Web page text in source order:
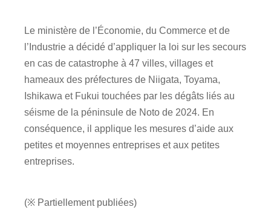
Le ministère de l’Économie, du Commerce et de
l’Industrie a décidé d’appliquer la loi sur les secours
en cas de catastrophe à 47 villes, villages et
hameaux des préfectures de Niigata, Toyama,
Ishikawa et Fukui touchées par les dégâts liés au
séisme de la péninsule de Noto de 2024. En
conséquence, il applique les mesures d’aide aux
petites et moyennes entreprises et aux petites
entreprises.
(※ Partiellement publiées)